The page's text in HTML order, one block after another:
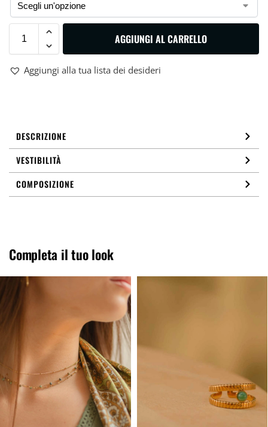
AGGIUNGI AL CARRELLO
Aggiungi alla tua lista dei desideri
DESCRIZIONE
VESTIBILITÀ
COMPOSIZIONE
Completa il tuo look